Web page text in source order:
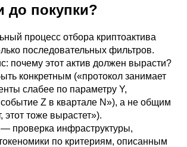
до покупки?
процесс отбора криптоактива
последовательных фильтров.
почему этот актив должен вырасти?
конкретным («протокол занимает
слабее по параметру Y,
Z в квартале N»), а не общим
этот тоже вырастет»).
проверка инфраструктуры,
по критериям, описанным